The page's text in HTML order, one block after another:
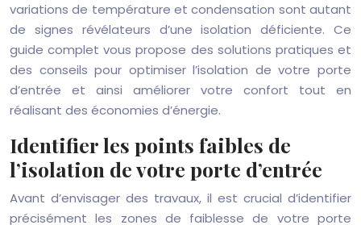
variations de température et condensation sont autant
de signes révélateurs d’une isolation déficiente. Ce
guide complet vous propose des solutions pratiques et
des conseils pour optimiser l’isolation de votre porte
d’entrée et ainsi améliorer votre confort tout en
réalisant des économies d’énergie.
Identifier les points faibles de
l’isolation de votre porte d’entrée
Avant d’envisager des travaux, il est crucial d’identifier
précisément les zones de faiblesse de votre porte